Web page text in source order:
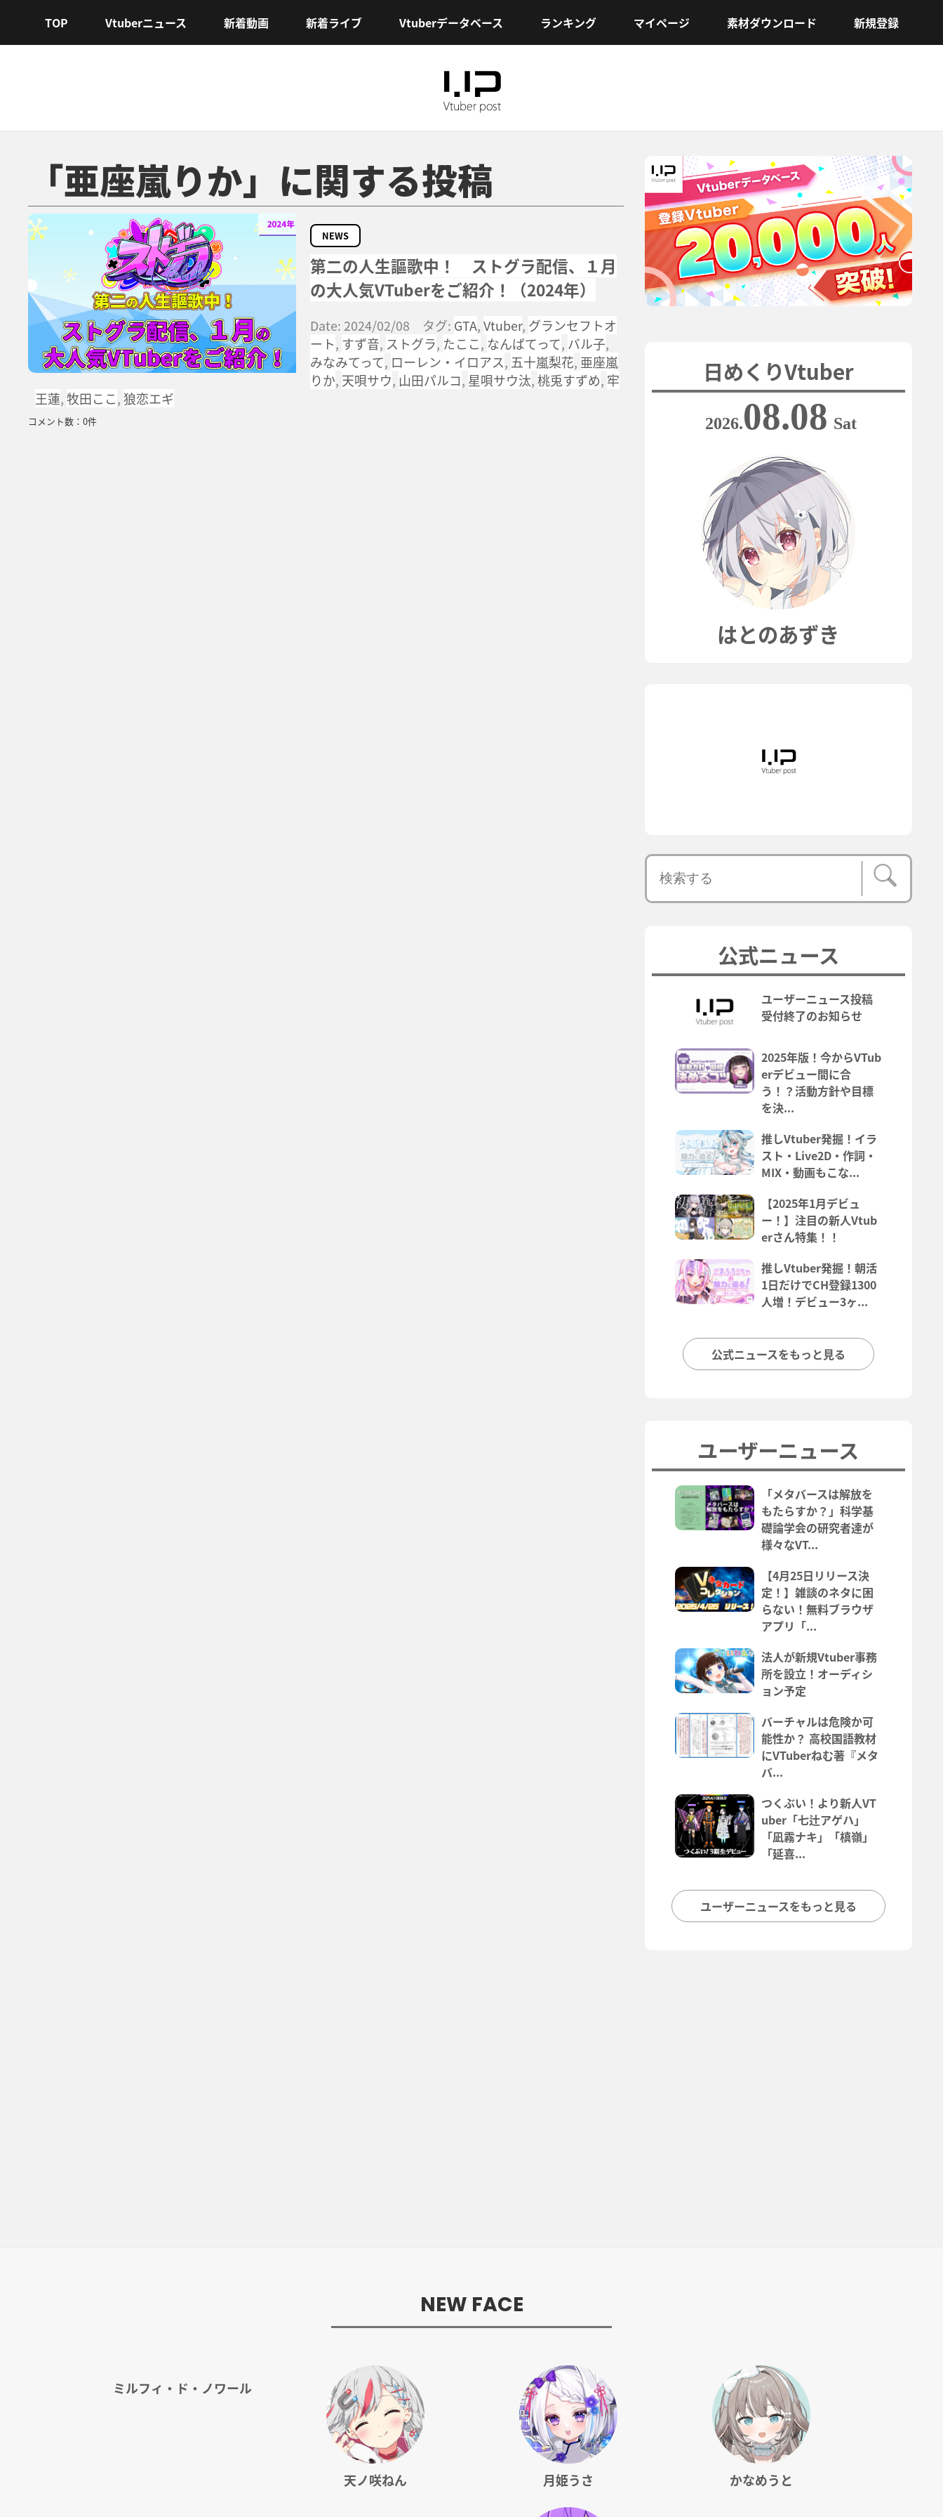
TOP Vtuberニュース 新着動画 新着ライブ Vtuberデータベース ランキング マイページ 素材ダウンロード 新規登録
「亜座嵐りか」に関する投稿
NEWS
第二の人生謳歌中！ ストグラ配信、１月
の大人気VTuberをご紹介！（2024年）
Date: 2024/02/08 タグ: GTA,Vtuber, グランセフトオ
ート, すず音, ストグラ, たここ, なんばてって, バル子,
みなみてって, ローレン・イロアス, 五十嵐梨花, 亜座嵐
りか, 天唄サウ, 山田パルコ, 星唄サウ汰,桃兎すずめ, 牢
王蓮,牧田ここ,狼恋エギ
コメント数：0件
日めくりVtuber
2026.08.08 Sat
はとのあずき
公式ニュース
ユーザーニュース投稿
受付終了のお知らせ
2025年版！今からVTub
erデビュー間に合
う！？活動方針や目標
を決...
推しVtuber発掘！イラ
スト・Live2D・作詞・
MIX・動画もこな...
【2025年1月デビュ
ー！】注目の新人Vtub
erさん特集！！
推しVtuber発掘！朝活
1日だけでCH登録1300
人増！デビュー3ヶ...
公式ニュースをもっと見る
ユーザーニュース
「メタバースは解放を
もたらすか？」科学基
礎論学会の研究者達が
様々なVT...
【4月25日リリース決
定！】雑談のネタに困
らない！無料ブラウザ
アプリ「...
法人が新規Vtuber事務
所を設立！オーディシ
ョン予定
バーチャルは危険か可
能性か？ 高校国語教材
にVTuberねむ著『メタ
バ...
つくぶい！より新人VT
uber「七辻アゲハ」
「凪霧ナキ」「槙嶺」
「延喜...
ユーザーニュースをもっと見る
NEW FACE
ミルフィ・ド・ノワール
天ノ咲ねん 月姫うさ かなめうと